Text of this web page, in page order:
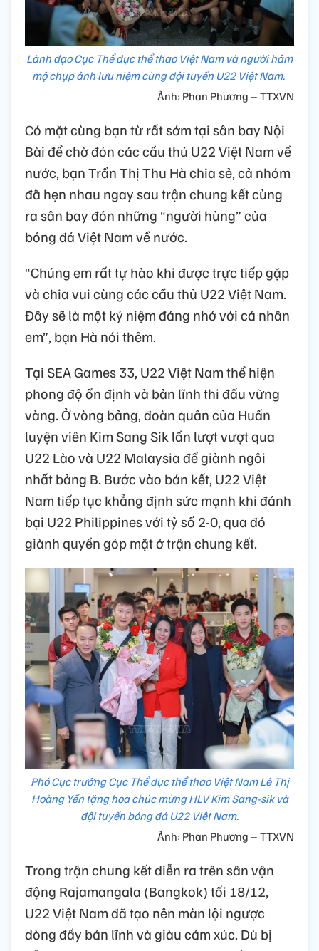
Lãnh đạo Cục Thể dục thể thao Việt Nam và người hâm
mộ chụp ảnh lưu niệm cùng đội tuyển U22 Việt Nam.
Ảnh: Phan Phương – TTXVN
Có mặt cùng bạn từ rất sớm tại sân bay Nội
Bài để chờ đón các cầu thủ U22 Việt Nam về
nước, bạn Trần Thị Thu Hà chia sẻ, cả nhóm
đã hẹn nhau ngay sau trận chung kết cùng
ra sân bay đón những “người hùng” của
bóng đá Việt Nam về nước.
“Chúng em rất tự hào khi được trực tiếp gặp
và chia vui cùng các cầu thủ U22 Việt Nam.
Đây sẽ là một kỷ niệm đáng nhớ với cá nhân
em”, bạn Hà nói thêm.
Tại SEA Games 33, U22 Việt Nam thể hiện
phong độ ổn định và bản lĩnh thi đấu vững
vàng. Ở vòng bảng, đoàn quân của Huấn
luyện viên Kim Sang Sik lần lượt vượt qua
U22 Lào và U22 Malaysia để giành ngôi
nhất bảng B. Bước vào bán kết, U22 Việt
Nam tiếp tục khẳng định sức mạnh khi đánh
bại U22 Philippines với tỷ số 2-0, qua đó
giành quyền góp mặt ở trận chung kết.
Phó Cục trưởng Cục Thể dục thể thao Việt Nam Lê Thị
Hoàng Yến tặng hoa chúc mừng HLV Kim Sang-sik và
đội tuyển bóng đá U22 Việt Nam.
Ảnh: Phan Phương – TTXVN
Trong trận chung kết diễn ra trên sân vận
động Rajamangala (Bangkok) tối 18/12,
U22 Việt Nam đã tạo nên màn lội ngược
dòng đầy bản lĩnh và giàu cảm xúc. Dù bị